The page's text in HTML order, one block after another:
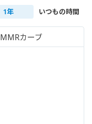
1年 いつもの時間
MMRカーブ